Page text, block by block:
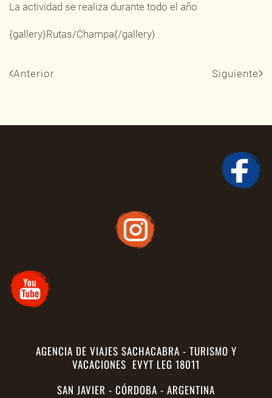
La actividad se realiza durante todo el año
{gallery}Rutas/Champa{/gallery}
Anterior Siguiente
AGENCIA DE VIAJES SACHACABRA - TURISMO Y
VACACIONES EVYT LEG 18011
SAN JAVIER - CÓRDOBA - ARGENTINA